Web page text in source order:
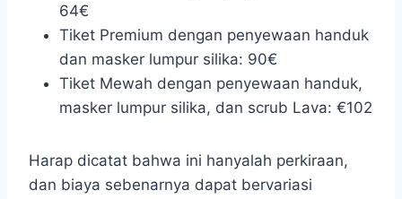
64€
Tiket Premium dengan penyewaan handuk
dan masker lumpur silika: 90€
Tiket Mewah dengan penyewaan handuk,
masker lumpur silika, dan scrub Lava: €102
Harap dicatat bahwa ini hanyalah perkiraan,
dan biaya sebenarnya dapat bervariasi